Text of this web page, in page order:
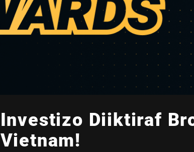
Investizo Diiktiraf
Vietnam!